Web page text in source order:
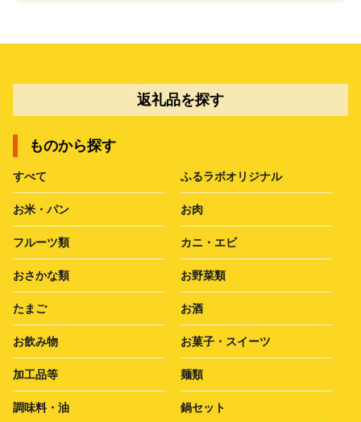
返礼品を探す
ものから探す
すべて ふるラボオリジナル
お米・パン お肉
フルーツ類 カニ・エビ
おさかな類 お野菜類
たまご お酒
お飲み物 お菓子・スイーツ
加工品等 麺類
調味料・油 鍋セット